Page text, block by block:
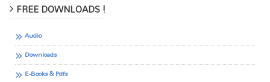
FREE DOWNLOADS !
Audio
Downloads
E-Books & Pdfs